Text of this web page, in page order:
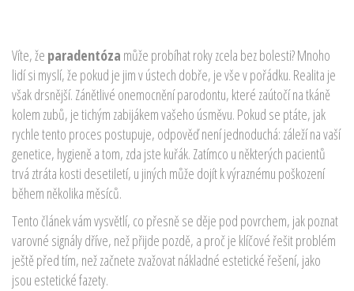
Víte, že paradentóza může probíhat roky zcela bez bolesti? Mnoho
lidí si myslí, že pokud je jim v ústech dobře, je vše v pořádku. Realita je
však drsnější. Zánětlivé onemocnění parodontu, které zaútočí na tkáně
kolem zubů, je tichým zabijákem vašeho úsměvu. Pokud se ptáte, jak
rychle tento proces postupuje, odpověď není jednoduchá: záleží na vaší
genetice, hygieně a tom, zda jste kuřák. Zatímco u některých pacientů
trvá ztráta kosti desetiletí, u jiných může dojít k výraznému poškození
během několika měsíců.
Tento článek vám vysvětlí, co přesně se děje pod povrchem, jak poznat
varovné signály dříve, než přijde pozdě, a proč je klíčové řešit problém
ještě před tím, než začnete zvažovat nákladné estetické řešení, jako
jsou estetické fazety.